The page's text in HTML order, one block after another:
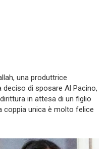
una produttrice
deciso di sposare Al Pacino,
in attesa di un figlio
coppia unica è molto felice